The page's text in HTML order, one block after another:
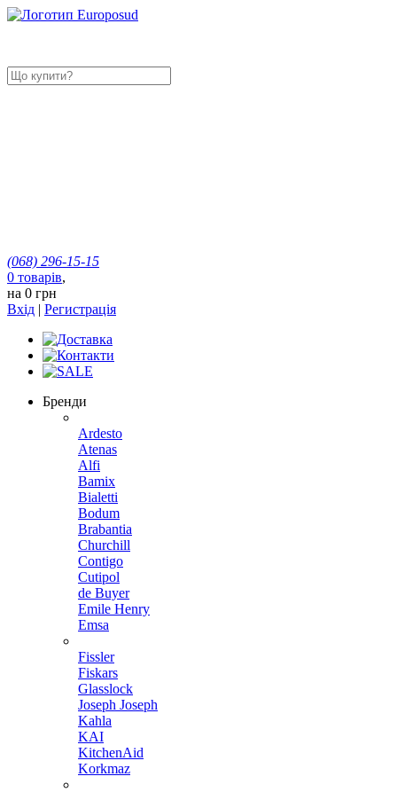
(068) 296-15-15
0 товарів,
на 0 грн
Вхід | Регистрація
Бренди
Ardesto
Atenas
Alfi
Bamix
Bialetti
Bodum
Brabantia
Churchill
Contigo
Cutipol
de Buyer
Emile Henry
Emsa
Fissler
Fiskars
Glasslock
Joseph Joseph
Kahla
KAI
KitchenAid
Korkmaz